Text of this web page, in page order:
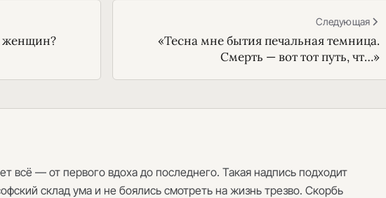
женщин?
Следующая
«Тесна мне бытия печальная темница.
Смерть — вот тот путь, чт…»
всё — от первого вдоха до последнего. Такая надпись подходит
склад ума и не боялись смотреть на жизнь трезво. Скорбь